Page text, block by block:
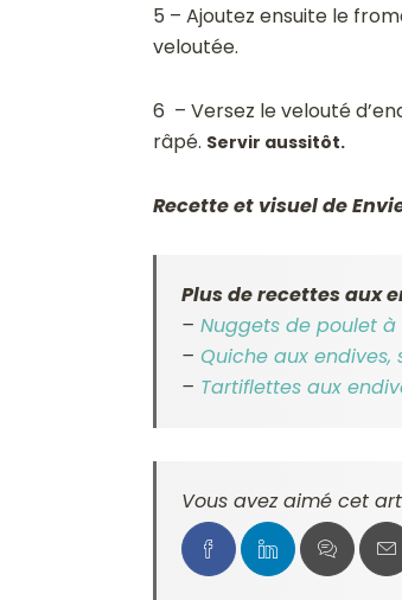
5 – Ajoutez ensuite le
veloutée.
6 – Versez le velouté
râpé. Servir aussitôt.
Recette et visuel de
Plus de recettes aux
– Nuggets de poulet
– Quiche aux
– Tartiflettes aux
Vous avez aimé cet